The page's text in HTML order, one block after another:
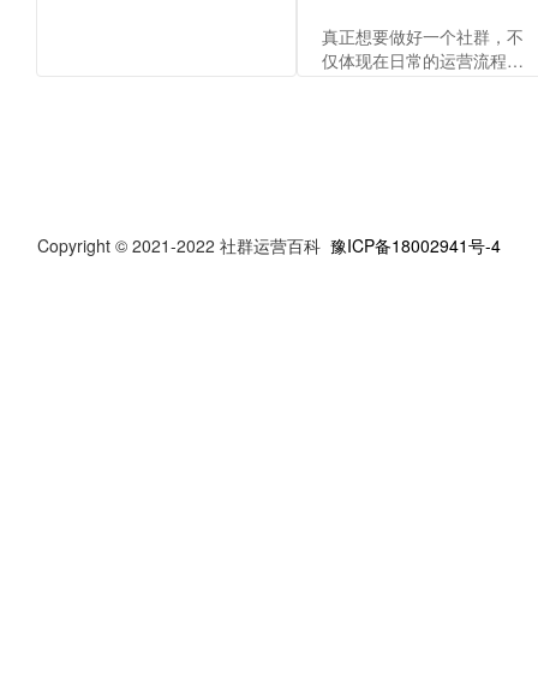
真正想要做好一个社群，不
仅体现在日常的运营流程
Copyright © 2021-2022 社群运营百科 豫ICP备18002941号-4